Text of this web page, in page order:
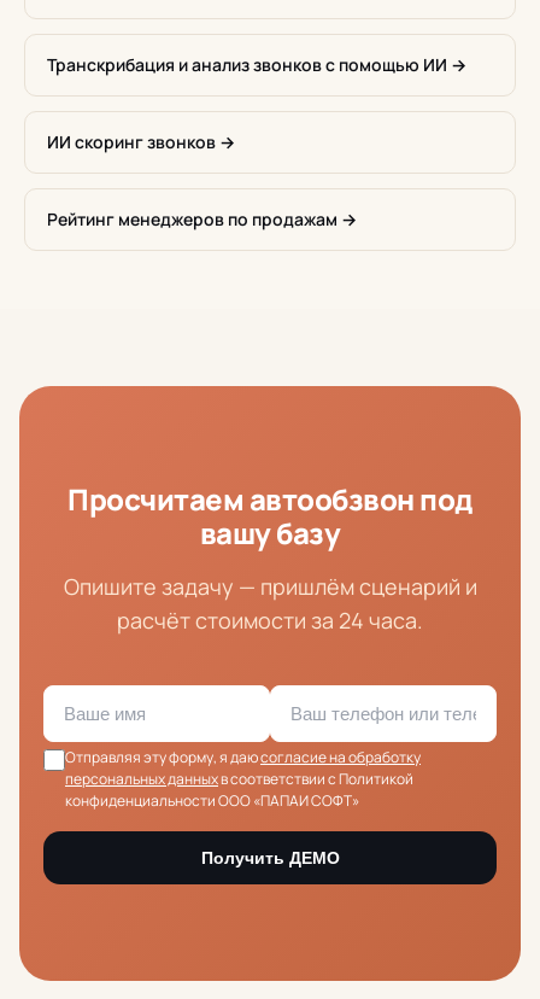
Транскрибация и анализ звонков с помощью ИИ →
ИИ скоринг звонков →
Рейтинг менеджеров по продажам →
Просчитаем автообзвон под
вашу базу
Опишите задачу — пришлём сценарий и
расчёт стоимости за 24 часа.
Отправляя эту форму, я даюсогласие на обработку
персональных данныхв соответствии с Политикой
конфиденциальности ООО «ПАПАИ СОФТ»
Получить ДЕМО